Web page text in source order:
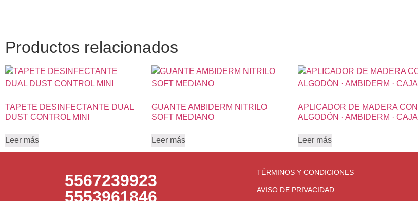
Productos relacionados
TAPETE DESINFECTANTE DUAL
DUST CONTROL MINI
Leer más
GUANTE AMBIDERM NITRILO
SOFT MEDIANO
Leer más
APLICADOR DE MADERA CON
ALGODÓN · AMBIDERM · CAJA
Leer más
5567239923
5553961846
TÉRMINOS Y CONDICIONES
AVISO DE PRIVACIDAD